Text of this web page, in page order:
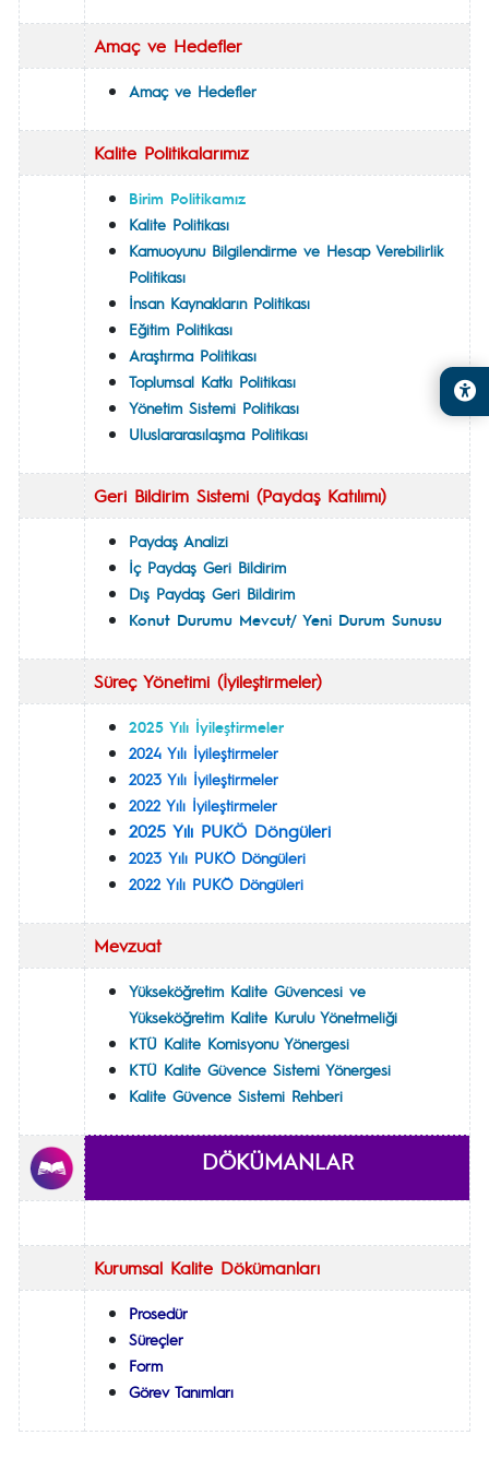
Amaç ve Hedefler
Amaç ve Hedefler
Kalite Politikalarımız
Birim Politikamız
Kalite Politikası
Kamuoyunu Bilgilendirme ve Hesap Verebilirlik
Politikası
İnsan Kaynakların Politikası
Eğitim Politikası
Araştırma Politikası
Toplumsal Katkı Politikası
Yönetim Sistemi Politikası
Uluslararasılaşma Politikası
Geri Bildirim Sistemi (Paydaş Katılımı)
Paydaş Analizi
İç Paydaş Geri Bildirim
Dış Paydaş Geri Bildirim
Konut Durumu Mevcut/ Yeni Durum Sunusu
Süreç Yönetimi (İyileştirmeler)
2025 Yılı İyileştirmeler
2024 Yılı İyileştirmeler
2023 Yılı İyileştirmeler
2022 Yılı İyileştirmeler
2025 Yılı PUKÖ Döngüleri
2023 Yılı PUKÖ Döngüleri
2022 Yılı PUKÖ Döngüleri
Mevzuat
Yükseköğretim Kalite Güvencesi ve
Yükseköğretim Kalite Kurulu Yönetmeliği
KTÜ Kalite Komisyonu Yönergesi
KTÜ Kalite Güvence Sistemi Yönergesi
Kalite Güvence Sistemi Rehberi
DÖKÜMANLAR
Kurumsal Kalite Dökümanları
Prosedür
Süreçler
Form
Görev Tanımları